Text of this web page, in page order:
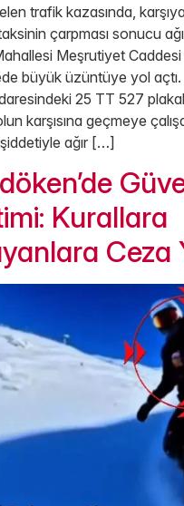
trafik kazasında,
çarpması sonucu
Meşrutiyet
büyük üzüntüye yol açtı.
25 TT 527
karşısına geçmeye
ağır […]
Kurallara
Ceza